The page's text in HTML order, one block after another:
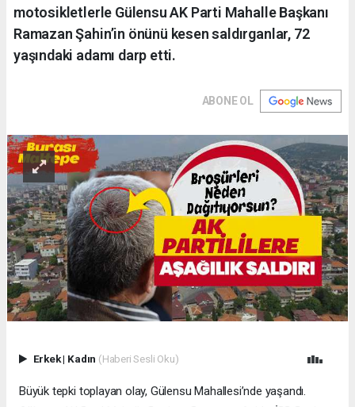
motosikletlerle Gülensu AK Parti Mahalle Başkanı
Ramazan Şahin’in önünü kesen saldırganlar, 72
yaşındaki adamı darp etti.
ABONE OL
Erkek| Kadın (Haberi Sesli Oku)
Büyük tepki toplayan olay, Gülensu Mahallesi’nde yaşandı.